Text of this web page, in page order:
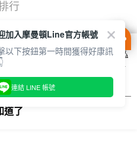
行
使用 cookie 方式之詳情，及若您不希
的 cookie 設定，請參閱本網站「
隱私
網站即表示您同意本公司得按本網站使
道了
加入摩曼頓Line官方帳號
以下按鈕第一時間獲得好康訊
連結 LINE 帳號